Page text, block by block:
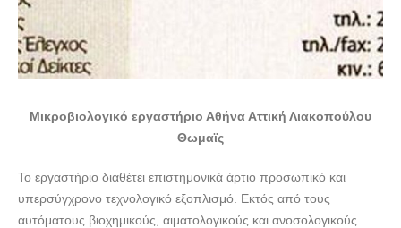
Μικροβιολογικό εργαστήριο Αθήνα Αττική Λιακοπούλου
Θωμαϊς
Το εργαστήριο διαθέτει επιστημονικά άρτιο προσωπικό και
υπερσύγχρονο τεχνολογικό εξοπλισμό. Εκτός από τους
αυτόματους βιοχημικούς, αιματολογικούς και ανοσολογικούς